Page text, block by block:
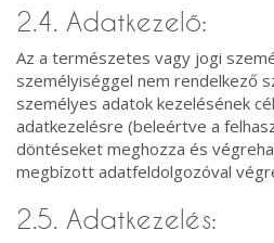
2.4. Adatkezelő:
Az a természetes vagy jogi
személyiséggel nem rendelkező
személyes adatok kezelésének
adatkezelésre (beleértve a
döntéseket meghozza és
megbízott adatfeldolgozóval
2.5. Adatkezelés: